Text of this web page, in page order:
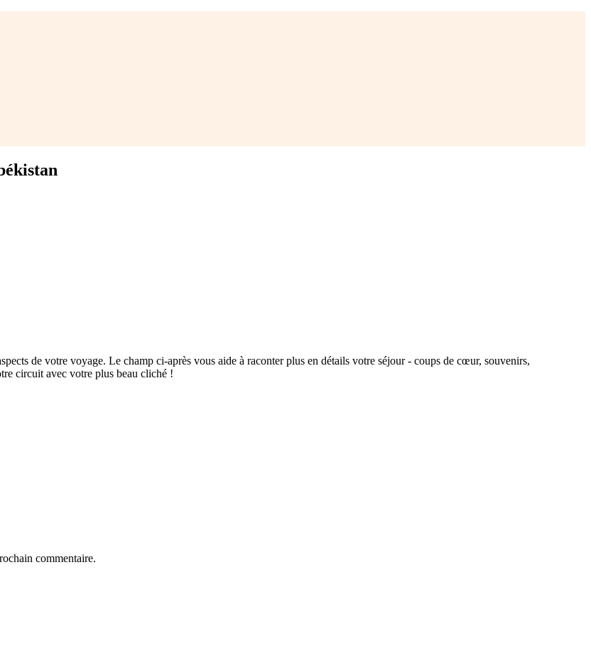
de votre voyage. Le champ ci-après vous aide à raconter plus en détails votre séjour - coups de cœur, souvenirs,
circuit avec votre plus beau cliché !
commentaire.